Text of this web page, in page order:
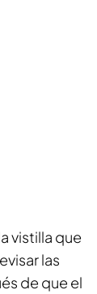
vistilla que
las
de que el